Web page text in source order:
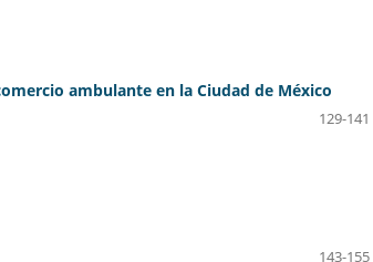
ambulante en la Ciudad de México
129-141
143-155